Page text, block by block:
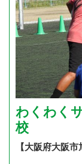
わくわく
校
【大阪府大阪